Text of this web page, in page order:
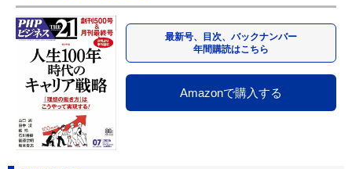
最新号、目次、バックナンバー
年間購読はこちら
Amazonで購入する